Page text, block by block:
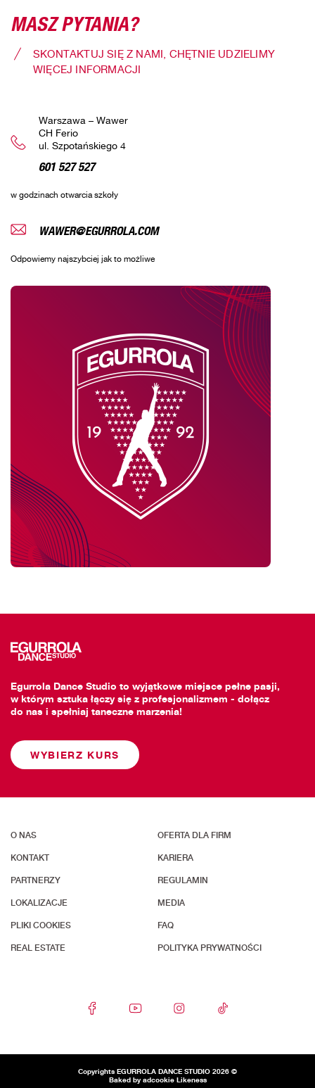
SKONTAKTUJ SIĘ Z NAMI, CHĘTNIE UDZIELIMY
WIĘCEJ INFORMACJI
MASZ PYTANIA?
Warszawa – Wawer
CH Ferio
ul. Szpotańskiego 4
601 527 527
w godzinach otwarcia szkoły
WAWER@EGURROLA.COM
Odpowiemy najszybciej jak to możliwe
Egurrola Dance Studio to wyjątkowe miejsce pełne pasji,
w którym sztuka łączy się z profesjonalizmem - dołącz
do nas i spełniaj taneczne marzenia!
WYBIERZ KURS
O NAS OFERTA DLA FIRM
KONTAKT KARIERA
PARTNERZY REGULAMIN
LOKALIZACJE MEDIA
PLIKI COOKIES FAQ
REAL ESTATE POLITYKA PRYWATNOŚCI
Copyrights EGURROLA DANCE STUDIO 2026 ©
Baked by adcookie Likeness